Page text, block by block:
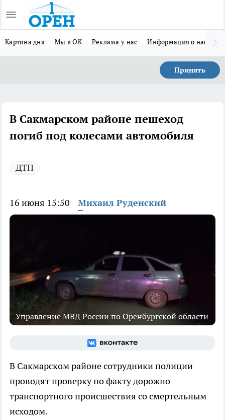
Картина дня Мы в ОК Реклама у нас Информация о нас
Принять
В Сакмарском районе пешеход
погиб под колесами автомобиля
ДТП
16 июня 15:50 Михаил Руденский
Управление МВД России по Оренбургской области
В Сакмарском районе сотрудники полиции
проводят проверку по факту дорожно-
транспортного происшествия со смертельным
исходом.